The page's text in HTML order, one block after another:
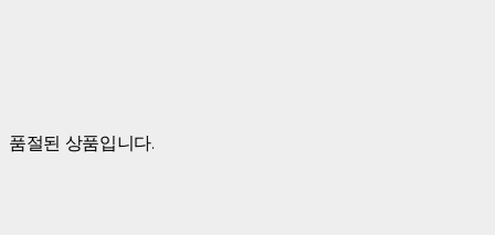
품절된 상품입니다.